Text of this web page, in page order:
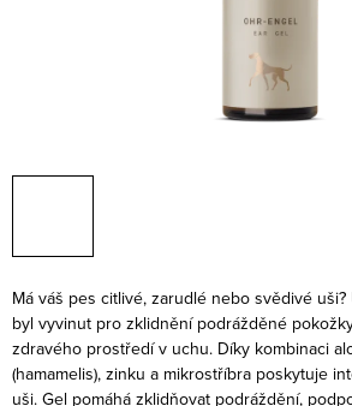
Má váš pes citlivé, zarudlé nebo svědivé uši?
byl vyvinut pro zklidnění podrážděné
zdravého prostředí v uchu. Díky kombinaci
(hamamelis), zinku a mikrostříbra poskytuje
uši. Gel pomáhá zklidňovat podráždění,